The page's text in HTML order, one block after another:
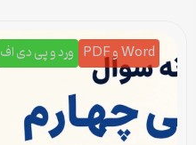
Word و PDF ورد و پی دی اف